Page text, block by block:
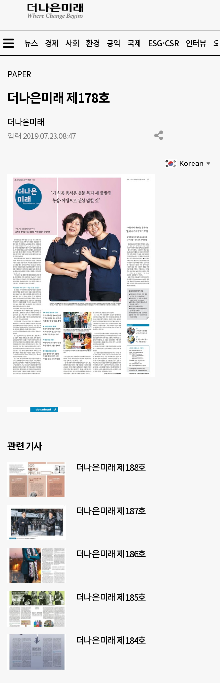
뉴스 경제 사회 환경 공익 국제 ESG·CSR 인터뷰
PAPER
더나은미래 제178호
더나은미래
입력 2019.07.23.08:47
Korean ▼
관련 기사
더나은미래 제188호
더나은미래 제187호
더나은미래 제186호
더나은미래 제185호
더나은미래 제184호